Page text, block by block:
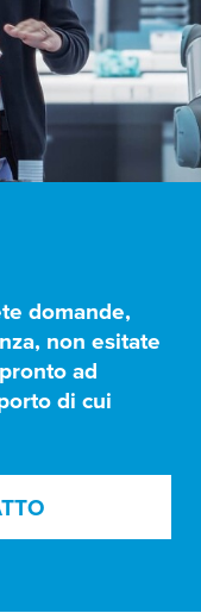
domande,
non esitate
ad
di cui